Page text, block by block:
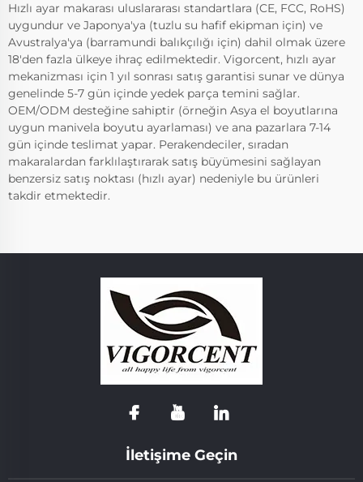
Hızlı ayar makarası uluslararası standartlara (CE, FCC, RoHS)
uygundur ve Japonya'ya (tuzlu su hafif ekipman için) ve
Avustralya'ya (barramundi balıkçılığı için) dahil olmak üzere
18'den fazla ülkeye ihraç edilmektedir. Vigorcent, hızlı ayar
mekanizması için 1 yıl sonrası satış garantisi sunar ve dünya
genelinde 5-7 gün içinde yedek parça temini sağlar.
OEM/ODM desteğine sahiptir (örneğin Asya el boyutlarına
uygun manivela boyutu ayarlaması) ve ana pazarlara 7-14
gün içinde teslimat yapar. Perakendeciler, sıradan
makaralardan farklılaştırarak satış büyümesini sağlayan
benzersiz satış noktası (hızlı ayar) nedeniyle bu ürünleri
takdir etmektedir.
İletişime Geçin